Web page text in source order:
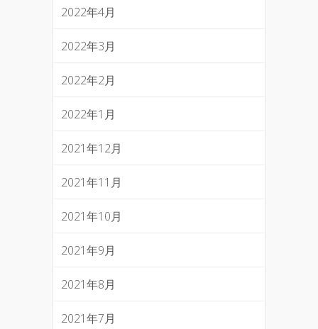
2022年4月
2022年3月
2022年2月
2022年1月
2021年12月
2021年11月
2021年10月
2021年9月
2021年8月
2021年7月